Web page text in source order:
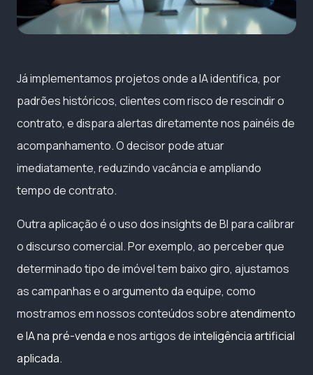
Já implementamos projetos onde a IA identifica, por
padrões históricos, clientes com risco de rescindir o
contrato, e dispara alertas diretamente nos painéis de
acompanhamento. O decisor pode atuar
imediatamente, reduzindo vacância e ampliando
tempo de contrato.
Outra aplicação é o uso dos insights de BI para calibrar
o discurso comercial. Por exemplo, ao perceber que
determinado tipo de imóvel tem baixo giro, ajustamos
as campanhas e o argumento da equipe, como
mostramos em nossos conteúdos sobreatendimento
e IA na pré-vendae nos artigos deinteligência artificial
aplicada.